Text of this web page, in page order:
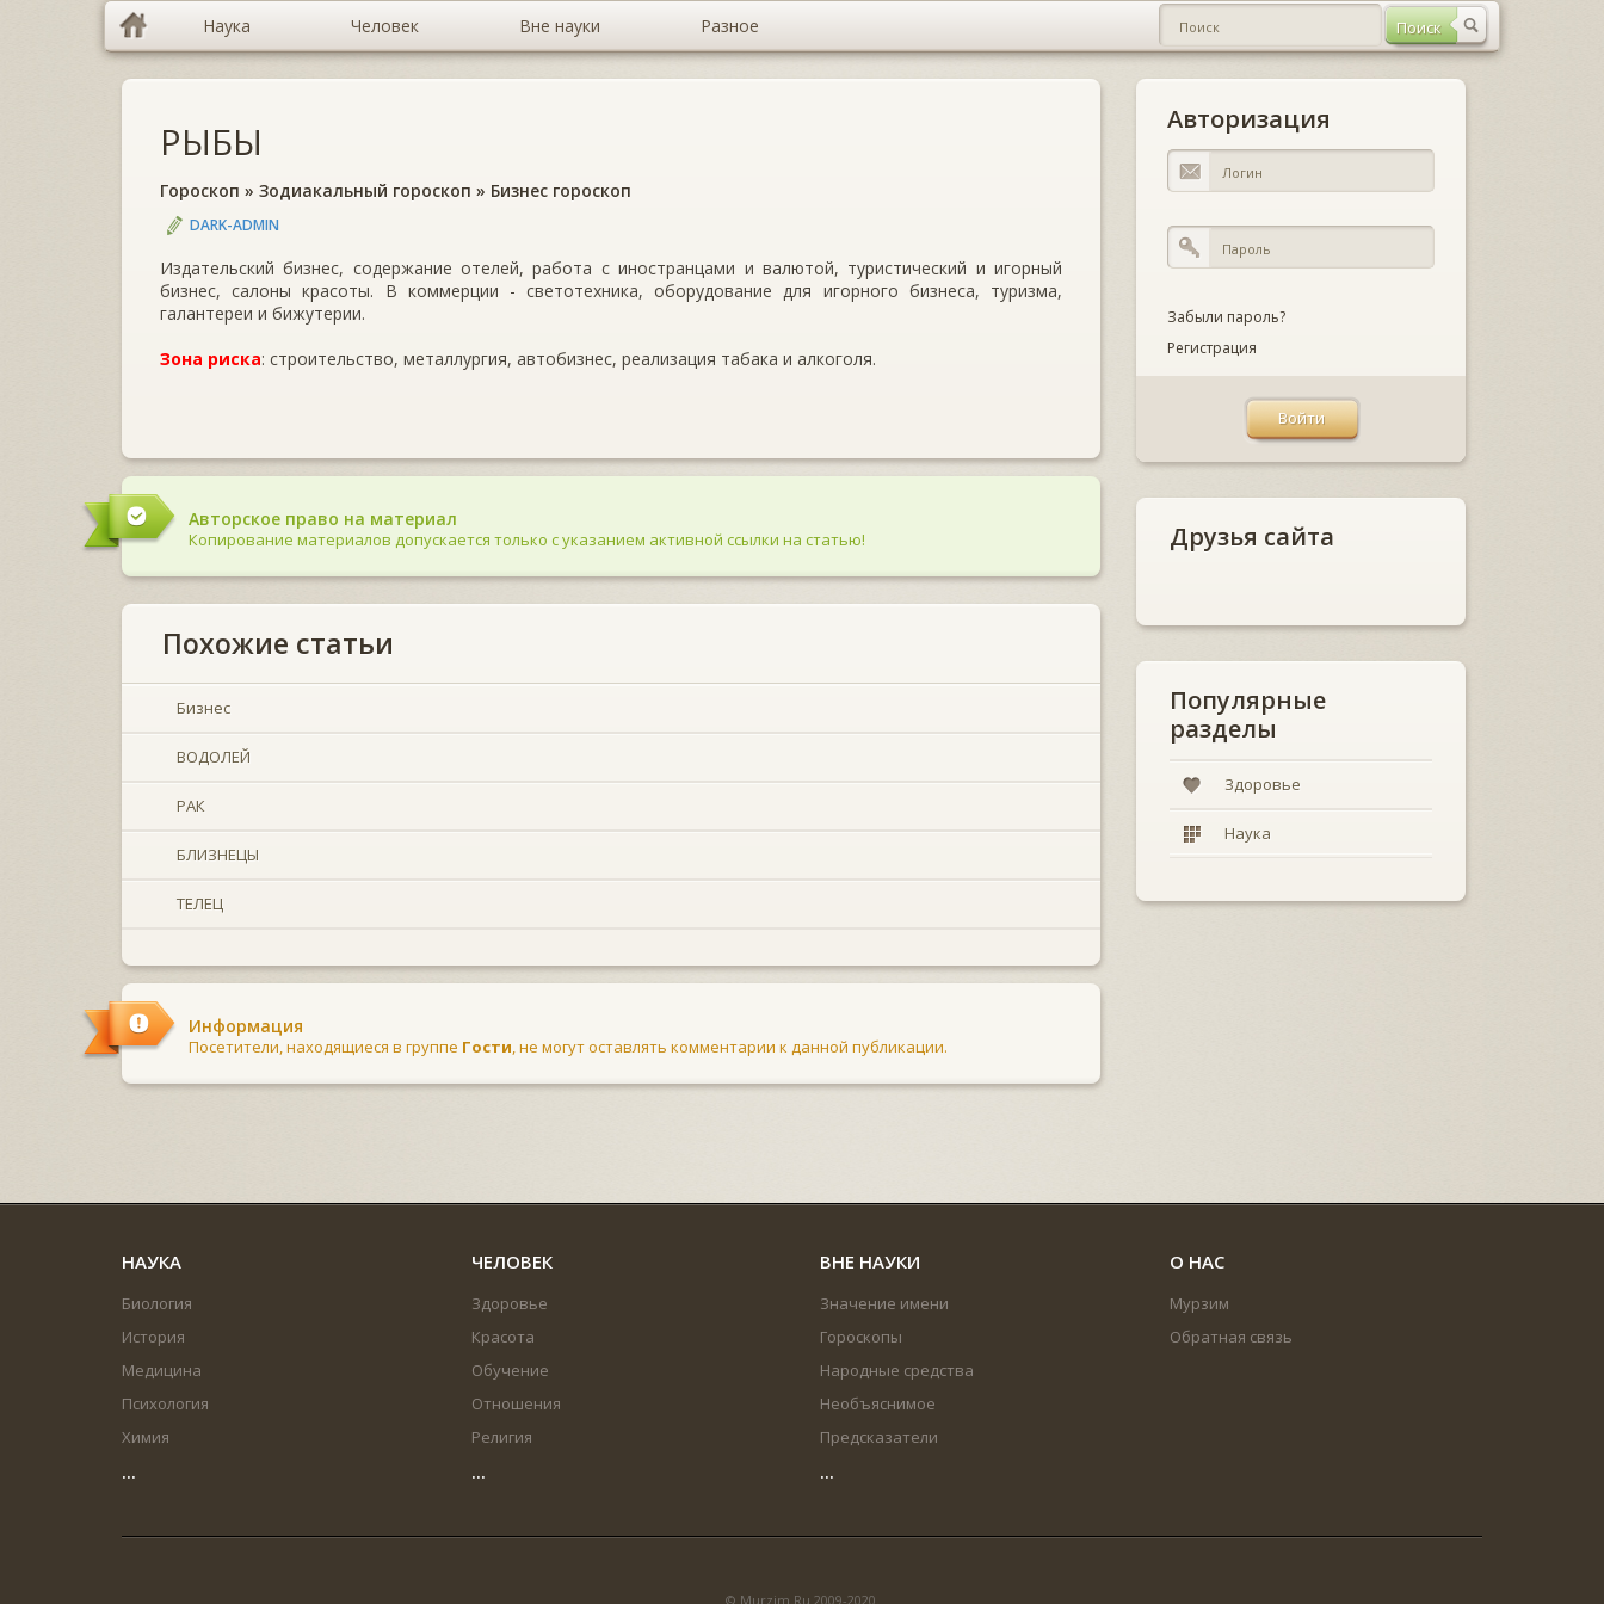
Наука Человек Вне науки Разное
РЫБЫ
Гороскоп » Зодиакальный гороскоп » Бизнес гороскоп
DARK-ADMIN
Издательский бизнес, содержание отелей, работа с иностранцами и валютой, туристический и игорный
бизнес, салоны красоты. В коммерции - светотехника, оборудование для игорного бизнеса, туризма,
галантереи и бижутерии.
Зона риска: строительство, металлургия, автобизнес, реализация табака и алкоголя.
Авторское право на материал
Копирование материалов допускается только с указанием активной ссылки на статью!
Похожие статьи
Бизнес
ВОДОЛЕЙ
РАК
БЛИЗНЕЦЫ
ТЕЛЕЦ
Информация
Посетители, находящиеся в группе Гости, не могут оставлять комментарии к данной публикации.
Авторизация
Забыли пароль?
Регистрация
Друзья сайта
Популярные
разделы
Здоровье
Наука
НАУКА
Биология
История
Медицина
Психология
Химия
...
ЧЕЛОВЕК
Здоровье
Красота
Обучение
Отношения
Религия
...
ВНЕ НАУКИ
Значение имени
Гороскопы
Народные средства
Необъяснимое
Предсказатели
...
О НАС
Мурзим
Обратная связь
© Murzim.Ru 2009-2020.